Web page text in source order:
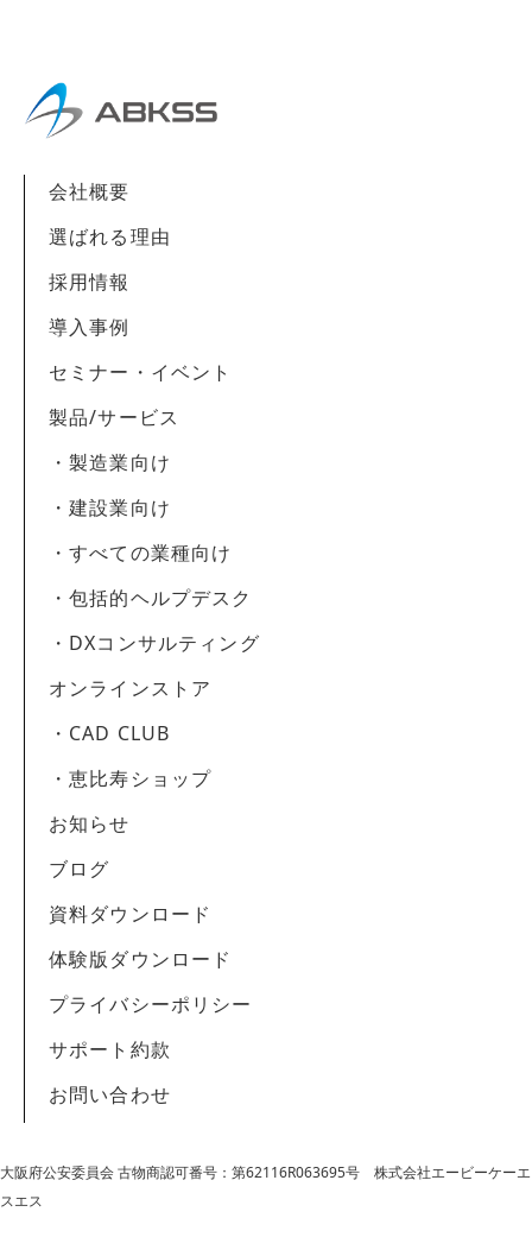
なくなる場合がございます。
案
2. 案内資料・請求書等の送付
3. 商品・サービスの正確な提供
会社概要
選ばれる理由
採用情報
導入事例
セミナー・イベント
製品/サービス
・製造業向け
・建設業向け
・すべての業種向け
・包括的ヘルプデスク
・DXコンサルティング
オンラインストア
・CAD CLUB
・恵比寿ショップ
お知らせ
ブログ
資料ダウンロード
体験版ダウンロード
プライバシーポリシー
サポート約款
お問い合わせ
大阪府公安委員会 古物商認可番号：第62116R063695号 株式会社エービーケーエ
スエス